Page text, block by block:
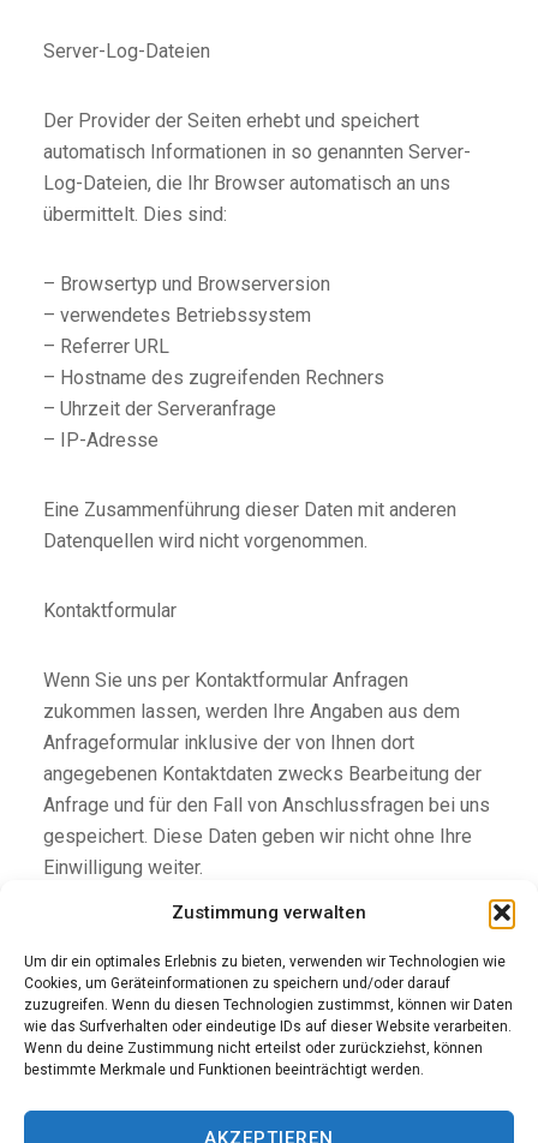
Zustimmung verwalten
Um dir ein optimales Erlebnis zu bieten, verwenden wir Technologien wie
Cookies, um Geräteinformationen zu speichern und/oder darauf
zuzugreifen. Wenn du diesen Technologien zustimmst, können wir Daten
wie das Surfverhalten oder eindeutige IDs auf dieser Website verarbeiten.
Wenn du deine Zustimmung nicht erteilst oder zurückziehst, können
bestimmte Merkmale und Funktionen beeinträchtigt werden.
AKZEPTIEREN
Server-Log-Dateien
Der Provider der Seiten erhebt und speichert
automatisch Informationen in so genannten Server-
Log-Dateien, die Ihr Browser automatisch an uns
übermittelt. Dies sind:
– Browsertyp und Browserversion
– verwendetes Betriebssystem
– Referrer URL
– Hostname des zugreifenden Rechners
– Uhrzeit der Serveranfrage
– IP-Adresse
Eine Zusammenführung dieser Daten mit anderen
Datenquellen wird nicht vorgenommen.
Kontaktformular
Wenn Sie uns per Kontaktformular Anfragen
zukommen lassen, werden Ihre Angaben aus dem
Anfrageformular inklusive der von Ihnen dort
angegebenen Kontaktdaten zwecks Bearbeitung der
Anfrage und für den Fall von Anschlussfragen bei uns
gespeichert. Diese Daten geben wir nicht ohne Ihre
Einwilligung weiter.
eingegebenen Daten erfolgt somit ausschließlich auf
Grundlage Ihrer Einwilligung (Art. 6 Abs. 1 lit. a
DSGVO). Sie können diese Einwilligung jederzeit
widerrufen. Dazu reicht eine formlose Mitteilung per